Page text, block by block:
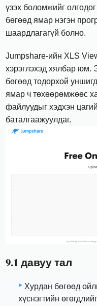
үзэх боломжийг
бөгөөд ямар нэгэн
шаардлагагүй болно.
Jumpshare-ийн XLS
хэрэглэхэд хялбар юм.
бөгөөд тодорхой
ямар ч төхөөрөмжөөс
файлуудыг хэдхэн
баталгаажуулдаг.
9.1 давуу тал
Хурдан бөгөөд
хүснэгтийн